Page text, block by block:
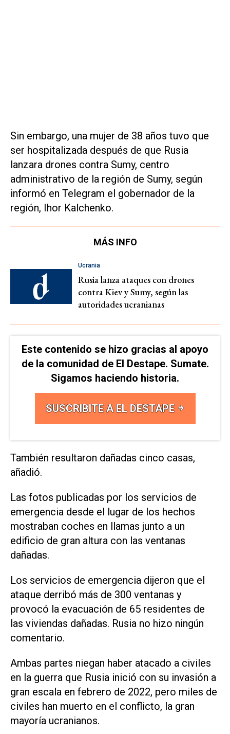
Sin embargo, una mujer de 38 años tuvo que
ser hospitalizada después de que Rusia
lanzara drones contra Sumy, centro
administrativo de la región de Sumy, según
informó en Telegram el gobernador de la
región, Ihor Kalchenko.
MÁS INFO
Ucrania
Rusia lanza ataques con drones
contra Kiev y Sumy, según las
autoridades ucranianas
Este contenido se hizo gracias al apoyo
de la comunidad de El Destape. Sumate.
Sigamos haciendo historia.
SUSCRIBITE A EL DESTAPE
También resultaron dañadas cinco casas,
añadió.
Las fotos publicadas por los servicios de
emergencia desde el lugar de los hechos
mostraban coches en llamas junto a un
edificio de gran altura con las ventanas
dañadas.
Los servicios de emergencia dijeron que el
ataque derribó más de 300 ventanas y
provocó la evacuación de 65 residentes de
las viviendas dañadas. Rusia no hizo ningún
comentario.
Ambas partes niegan haber atacado a civiles
en la guerra que Rusia inició con su invasión a
gran escala en febrero de 2022, pero miles de
civiles han muerto en el conflicto, la gran
mayoría ucranianos.